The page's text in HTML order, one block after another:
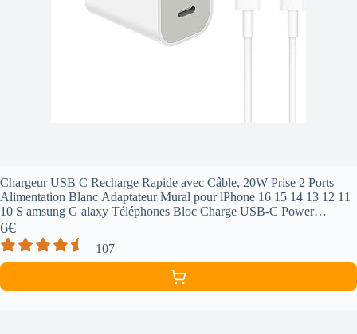
Chargeur USB C Recharge Rapide avec Câble, 20W Prise 2 Ports
Alimentation Blanc Adaptateur Mural pour lPhone 16 15 14 13 12 11
10 S amsung G alaxy Téléphones Bloc Charge USB-C Power
Delivery Charger
6€
107